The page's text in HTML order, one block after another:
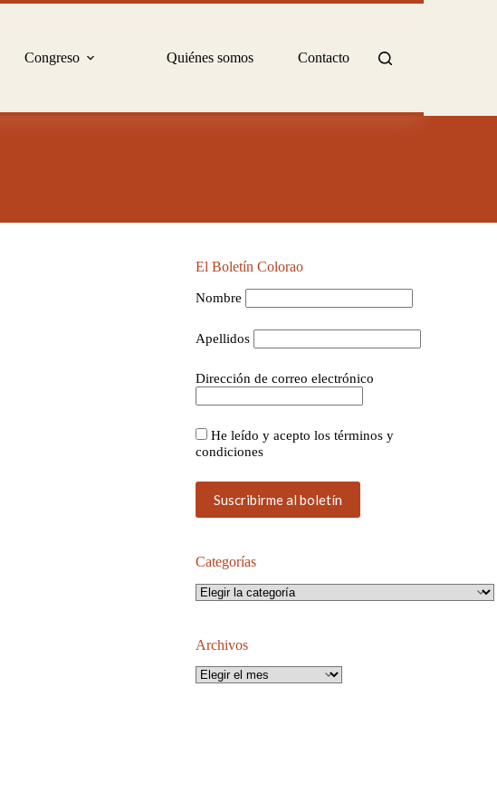
Congreso Quiénes somos Contacto
El Boletín Colorao
Nombre
Apellidos
Dirección de correo electrónico
He leído y acepto los términos y
condiciones
Categorías
Categorías
Archivos
Archivos